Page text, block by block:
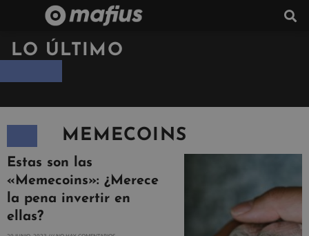
LO ÚLTIMO
MEMECOINS
Estas son las
«Memecoins»: ¿Merece
la pena invertir en
ellas?